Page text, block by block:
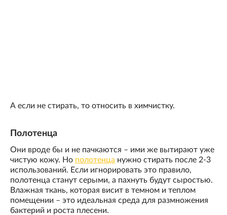
А если не стирать, то относить в химчистку.
Полотенца
Они вроде бы и не пачкаются – ими же вытирают уже
чистую кожу. Но полотенца нужно стирать после 2-3
использований. Если игнорировать это правило,
полотенца станут серыми, а пахнуть будут сыростью.
Влажная ткань, которая висит в темном и теплом
помещении – это идеальная среда для размножения
бактерий и роста плесени.